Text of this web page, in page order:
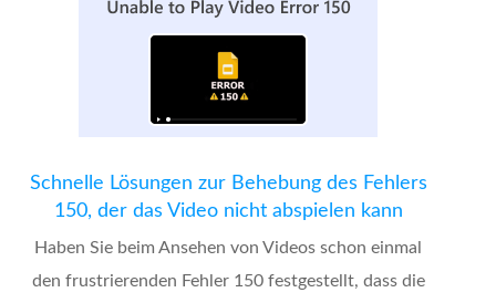
Schnelle Lösungen zur Behebung des Fehlers
150, der das Video nicht abspielen kann
Haben Sie beim Ansehen von Videos schon einmal
den frustrierenden Fehler 150 festgestellt, dass die